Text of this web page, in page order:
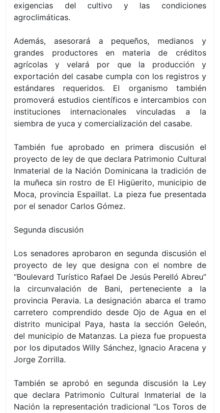
exigencias del cultivo y las condiciones
agroclimáticas.
Además, asesorará a pequeños, medianos y
grandes productores en materia de créditos
agrícolas y velará por que la producción y
exportación del casabe cumpla con los registros y
estándares requeridos. El organismo también
promoverá estudios científicos e intercambios con
instituciones internacionales vinculadas a la
siembra de yuca y comercialización del casabe.
También fue aprobado en primera discusión el
proyecto de ley de que declara Patrimonio Cultural
Inmaterial de la Nación Dominicana la tradición de
la muñeca sin rostro de El Higüerito, municipio de
Moca, provincia Espaillat. La pieza fue presentada
por el senador Carlos Gómez.
Segunda discusión
Los senadores aprobaron en segunda discusión el
proyecto de ley que designa con el nombre de
“Boulevard Turístico Rafael De Jesús Perelló Abreu”
la circunvalación de Bani, perteneciente a la
provincia Peravia. La designación abarca el tramo
carretero comprendido desde Ojo de Agua en el
distrito municipal Paya, hasta la sección Geleón,
del municipio de Matanzas. La pieza fue propuesta
por los diputados Willy Sánchez, Ignacio Aracena y
Jorge Zorrilla.
También se aprobó en segunda discusión la Ley
que declara Patrimonio Cultural Inmaterial de la
Nación la representación tradicional “Los Toros de